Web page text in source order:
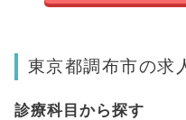
東京都調布市の求
診療科目から探す